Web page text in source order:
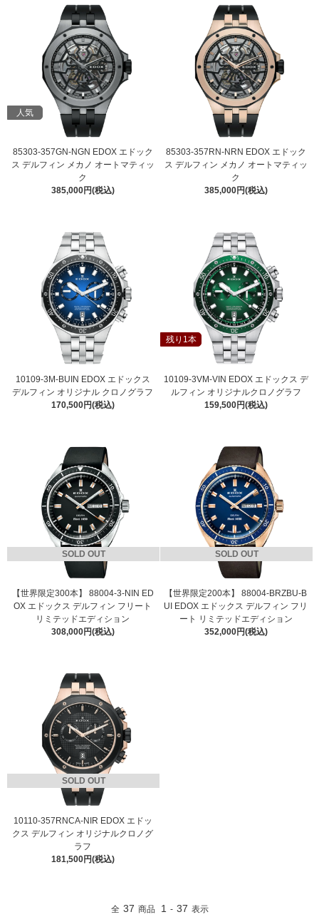
人気
85303-357GN-NGN EDOX エドック
ス デルフィン メカノ オートマティッ
ク
385,000円(税込)
85303-357RN-NRN EDOX エドック
ス デルフィン メカノ オートマティッ
ク
385,000円(税込)
10109-3M-BUIN EDOX エドックス
デルフィン オリジナル クロノグラフ
170,500円(税込)
残り1本
10109-3VM-VIN EDOX エドックス デ
ルフィン オリジナルクロノグラフ
159,500円(税込)
SOLD OUT
【世界限定300本】 88004-3-NIN ED
OX エドックス デルフィン フリート
リミテッドエディション
308,000円(税込)
SOLD OUT
【世界限定200本】 88004-BRZBU-B
UI EDOX エドックス デルフィン フリ
ート リミテッドエディション
352,000円(税込)
SOLD OUT
10110-357RNCA-NIR EDOX エドッ
クス デルフィン オリジナルクロノグ
ラフ
181,500円(税込)
全 37 商品 1 - 37 表示